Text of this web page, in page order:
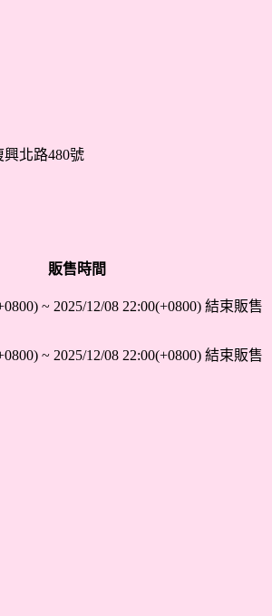
興北路480號
販售時間
~ 2025/12/08 22:00(+0800) 結束販售
~ 2025/12/08 22:00(+0800) 結束販售